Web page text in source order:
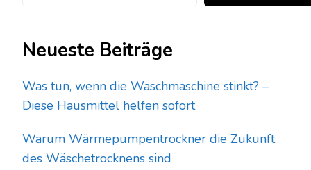
Neueste Beiträge
Was tun, wenn die Waschmaschine stinkt? –
Diese Hausmittel helfen sofort
Warum Wärmepumpentrockner die Zukunft
des Wäschetrocknens sind